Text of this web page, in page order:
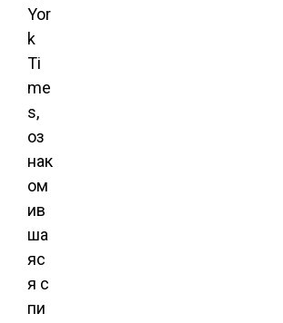
Yor
k
Ti
me
s,
оз
нак
ом
ив
ша
яс
я с
пи